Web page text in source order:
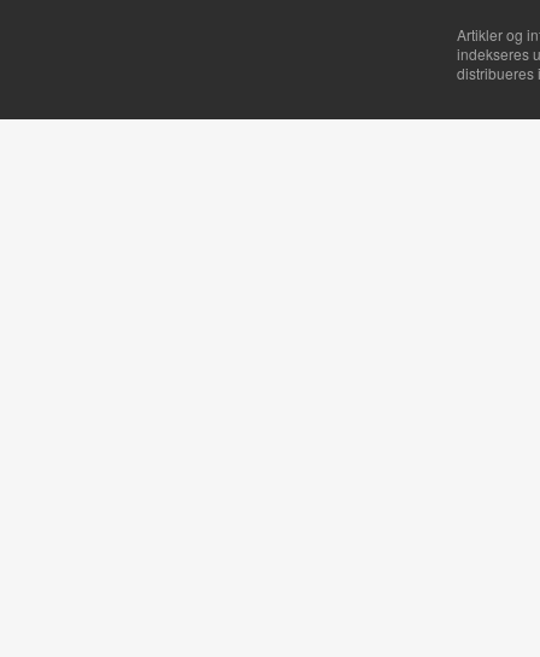
Artikler og
indekseres
distribueres